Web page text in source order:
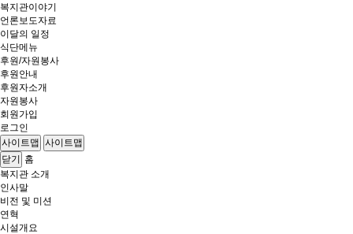
복지관이야기
언론보도자료
이달의 일정
식단메뉴
후원/자원봉사
후원안내
후원자소개
자원봉사
회원가입
로그인
사이트맵
사이트맵
닫기
홈
복지관 소개
인사말
비전 및 미션
연혁
시설개요